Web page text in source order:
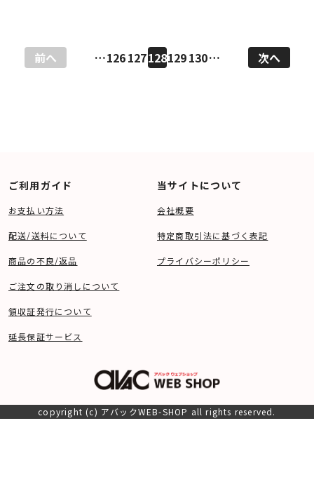
前へ …126127128129130… 次へ
ご利用ガイド
お支払い方法
配送/送料について
商品の不良/返品
ご注文の取り消しについて
領収証発行について
延長保証サービス
当サイトについて
会社概要
特定商取引法に基づく表記
プライバシーポリシー
copyright (c) アバックWEB-SHOP all rights reserved.